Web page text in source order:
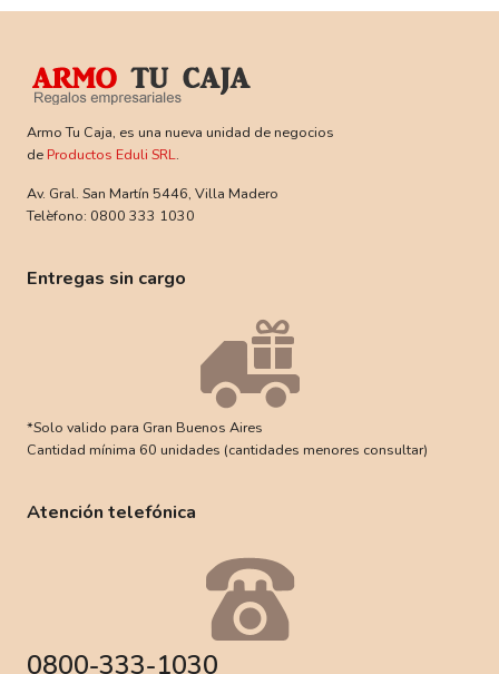
Armo Tu Caja, es una nueva unidad de negocios
de Productos Eduli SRL.
Av. Gral. San Martín 5446, Villa Madero
Telèfono: 0800 333 1030
Entregas sin cargo
*Solo valido para Gran Buenos Aires
Cantidad mínima 60 unidades (cantidades menores consultar)
Atención telefónica
0800-333-1030